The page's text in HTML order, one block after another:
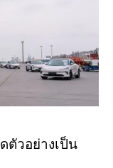
ตัวอย่างเป็น